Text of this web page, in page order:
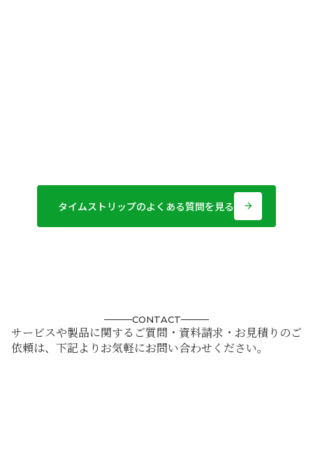
タイムストリップのよくある質問を見る arrow_forward
CONTACT
サービスや製品に関するご質問・資料請求・お見積りのご
依頼は、下記よりお気軽にお問い合わせください。